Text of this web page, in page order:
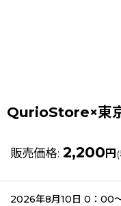
QurioStore×東
販売価格: 2,200 円
2026年8月10日 0：00